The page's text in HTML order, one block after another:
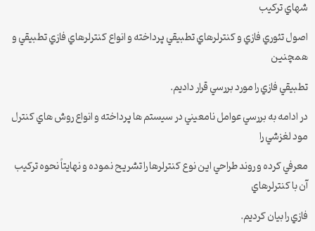
شهاي تركيب
اصول تئوري فازي و كنترلرهاي تطبيقي پرداخته و انواع كنترلرهاي فازي تطبيقي و
همچنين
تطبيقي فازي را مورد بررسي قرار داديم.
در ادامه به بررسي عوامل نامعيني در سيستم ها پرداخته و انواع روش هاي كنترل
مود لغزشي را
معرفي كرده و روند طراحي اين نوع كنترلرها را تشريح نموده و نهايتاً نحوه تركيب
آن با كنترلرهاي
فازي را بيان كرديم.